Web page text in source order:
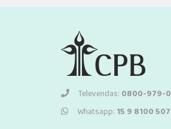
Televendas: 0800-979-
Whatsapp: 15 9 8100